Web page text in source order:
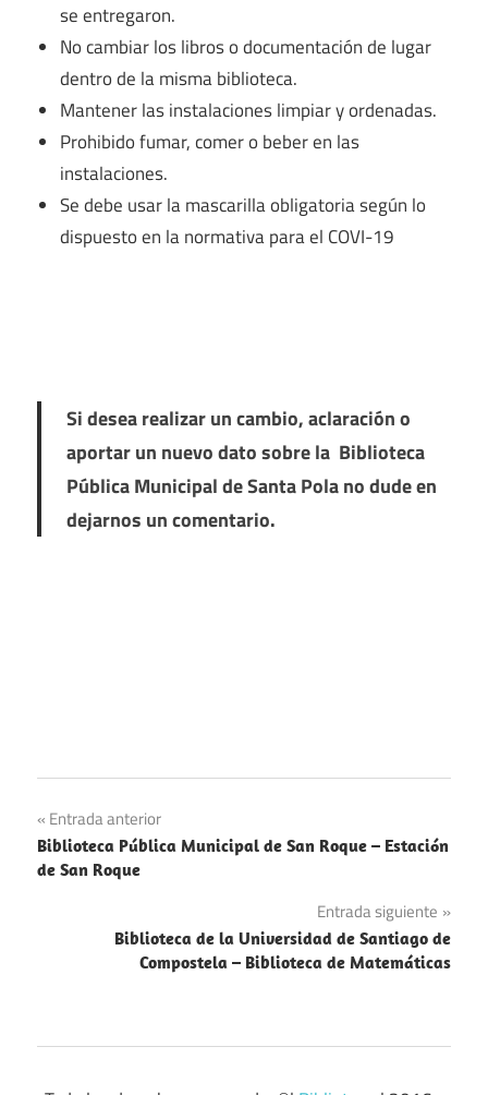
se entregaron.
No cambiar los libros o documentación de lugar
dentro de la misma biblioteca.
Mantener las instalaciones limpiar y ordenadas.
Prohibido fumar, comer o beber en las
instalaciones.
Se debe usar la mascarilla obligatoria según lo
dispuesto en la normativa para el COVI-19
Si desea realizar un cambio, aclaración o
aportar un nuevo dato sobre la Biblioteca
Pública Municipal de Santa Pola no dude en
dejarnos un comentario.
Navegación
de
Entrada anterior
Biblioteca Pública Municipal de San Roque – Estación
de San Roque
Entrada siguiente
Biblioteca de la Universidad de Santiago de
Compostela – Biblioteca de Matemáticas